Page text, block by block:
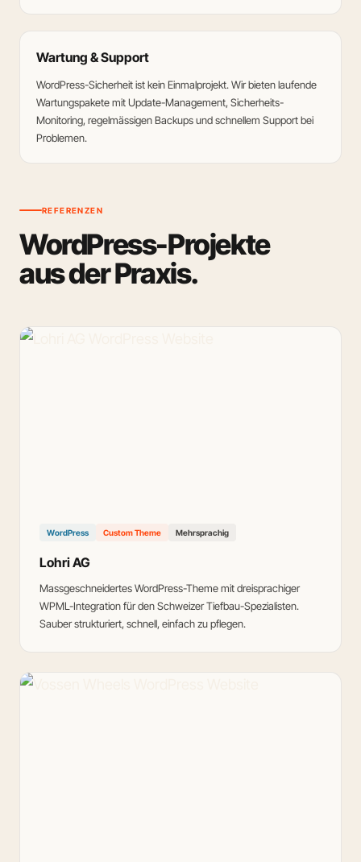
Wartung & Support
WordPress-Sicherheit ist kein Einmalprojekt. Wir bieten laufende
Wartungspakete mit Update-Management, Sicherheits-
Monitoring, regelmässigen Backups und schnellem Support bei
Problemen.
REFERENZEN
WordPress-Projekte
aus der Praxis.
WordPress Custom Theme Mehrsprachig
Lohri AG
Massgeschneidertes WordPress-Theme mit dreisprachiger
WPML-Integration für den Schweizer Tiefbau-Spezialisten.
Sauber strukturiert, schnell, einfach zu pflegen.